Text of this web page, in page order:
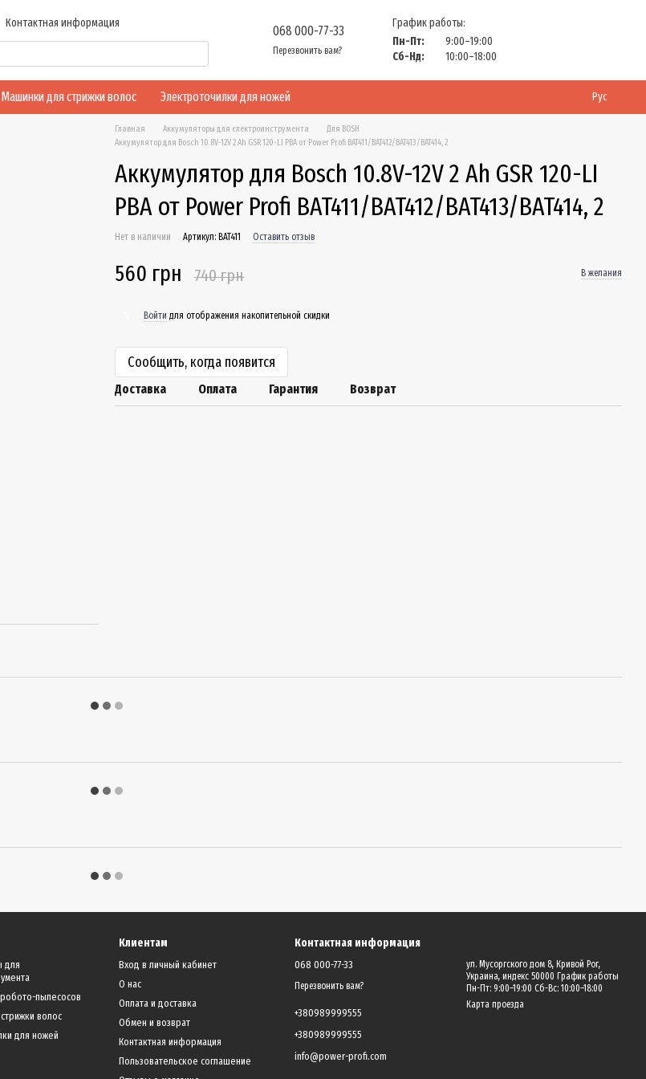
Контактная информация
Оферта
068 000-77-33
Перезвонить вам?
График работы:
Пн-Пт:
9:00–19:00
Сб-Нд:
10:00–18:00
Машинки для стрижки волос Электроточилки для ножей Рус
Главная Аккумуляторы для єлектроинструмента
Для BOSH
Аккумулятор для Bosch 10.8V-12V 2 Ah GSR 120-LI PBA от Power Profi BAT411/BAT412/BAT413/BAT414, 2
Аккумулятор для Bosch 10.8V-12V 2 Ah GSR 120-LI
PBA от Power Profi BAT411/BAT412/BAT413/BAT414, 2
Нет в наличии Артикул: BAT411 Оставить отзыв
560 грн 740 грн В желания
Войти для отображения накопительной скидки
Сообщить, когда появится
Доставка Оплата Гарантия Возврат
для
пылесосов
волос
для ножей
Клиентам
Вход в личный кабинет
О нас
Оплата и доставка
Обмен и возврат
Контактная информация
Пользовательское соглашение
Контактная информация
068 000-77-33
Перезвонить вам?
+380989999555
+380989999555
info@power-profi.com
ул. Мусоргского дом 8, Кривой Рог,
Украина, индекс 50000 График работы
Пн-Пт: 9:00–19:00 Сб-Вс: 10:00–18:00
Карта проезда